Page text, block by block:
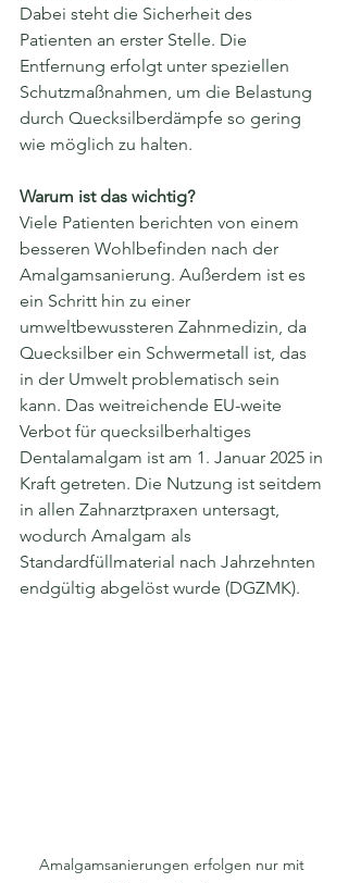
Dabei steht die Sicherheit des
Patienten an erster Stelle. Die
Entfernung erfolgt unter speziellen
Schutzmaßnahmen, um die Belastung
durch Quecksilberdämpfe so gering
wie möglich zu halten.
Warum ist das wichtig?
Viele Patienten berichten von einem
besseren Wohlbefinden nach der
Amalgamsanierung. Außerdem ist es
ein Schritt hin zu einer
umweltbewussteren Zahnmedizin, da
Quecksilber ein Schwermetall ist, das
in der Umwelt problematisch sein
kann. Das weitreichende EU-weite
Verbot für quecksilberhaltiges
Dentalamalgam ist am 1. Januar 2025 in
Kraft getreten. Die Nutzung ist seitdem
in allen Zahnarztpraxen untersagt,
wodurch Amalgam als
Standardfüllmaterial nach Jahrzehnten
endgültig abgelöst wurde (DGZMK).
Amalgamsanierungen erfolgen nur mit